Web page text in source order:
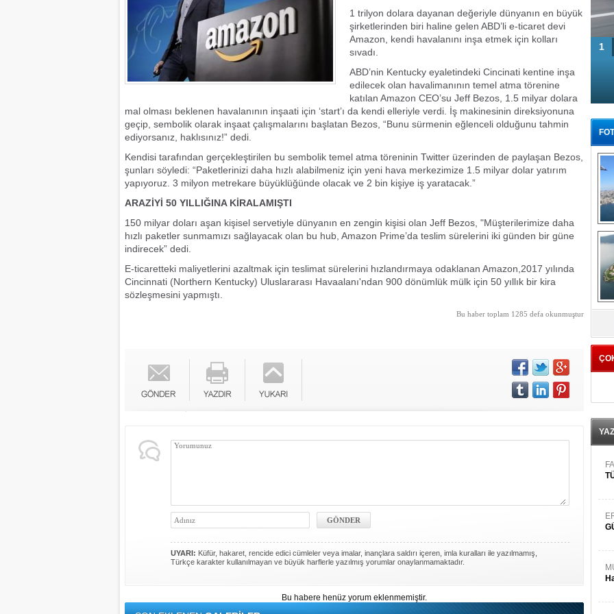
1 trilyon dolara dayanan değeriyle dünyanın en büyük
şirketlerinden biri haline gelen ABD’li e-ticaret devi
Amazon, kendi havalanını inşa etmek için kolları
sıvadı.
ABD’nin Kentucky eyaletindeki Cincinati kentine inşa
edilecek olan havalimanının temel atma törenine
katılan Amazon CEO’su Jeff Bezos, 1.5 milyar dolara
mal olması beklenen havalanının inşaati için ‘start’ı da kendi elleriyle verdi. İş makinesinin direksiyonuna
geçip, sembolik olarak inşaat çalışmalarını başlatan Bezos, “Bunu sürmenin eğlenceli olduğunu tahmin
ediyorsanız, haklısınız!” dedi.
Kendisi tarafından gerçekleştirilen bu sembolik temel atma töreninin Twitter üzerinden de paylaşan Bezos,
şunları söyledi: “Paketlerinizi daha hızlı alabilmeniz için yeni hava merkezimize 1.5 milyar dolar yatırım
yapıyoruz. 3 milyon metrekare büyüklüğünde olacak ve 2 bin kişiye iş yaratacak.”
ARAZİYİ 50 YILLIĞINA KİRALAMIŞTI
150 milyar doları aşan kişisel servetiyle dünyanın en zengin kişisi olan Jeff Bezos, "Müşterilerimize daha
hızlı paketler sunmamızı sağlayacak olan bu hub, Amazon Prime’da teslim sürelerini iki günden bir güne
indirecek” dedi.
E-ticaretteki maliyetlerini azaltmak için teslimat sürelerini hızlandırmaya odaklanan Amazon,2017 yılında
Cincinnati (Northern Kentucky) Uluslararası Havaalanı'ndan 900 dönümlük mülk için 50 yıllık bir kira
sözleşmesini yapmıştı.
Bu haber toplam 1285 defa okunmuştur
UYARI: Küfür, hakaret, rencide edici cümleler veya imalar, inançlara saldırı içeren, imla kuralları ile yazılmamış,
Türkçe karakter kullanılmayan ve büyük harflerle yazılmış yorumlar onaylanmamaktadır.
Bu habere henüz yorum eklenmemiştir.
1